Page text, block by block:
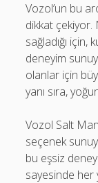
Vozol’un bu
dikkat çekiyor.
sağladığı için,
deneyim
olanlar için
yanı sıra,
Vozol Salt
seçenek
bu eşsiz
sayesinde her